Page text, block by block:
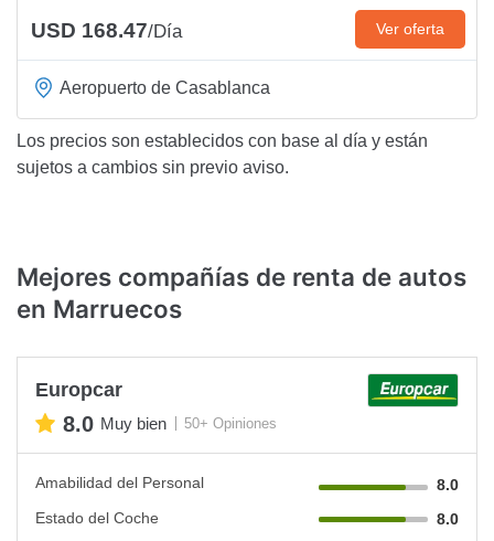
USD 168.47/Día Ver oferta
Aeropuerto de Casablanca
Los precios son establecidos con base al día y están
sujetos a cambios sin previo aviso.
Mejores compañías de renta de autos
en Marruecos
Europcar
8.0 Muy bien 50+ Opiniones
Amabilidad del Personal
8.0
Estado del Coche
8.0